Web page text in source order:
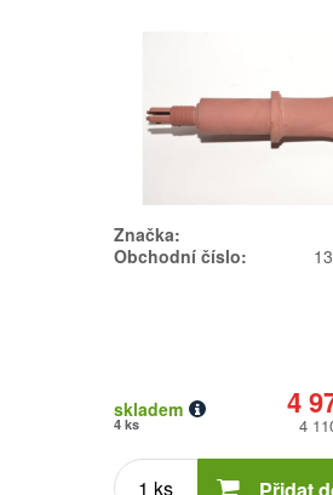
Značka:
Obchodní číslo:
4
skladem
4 ks 4
Počet
kusů